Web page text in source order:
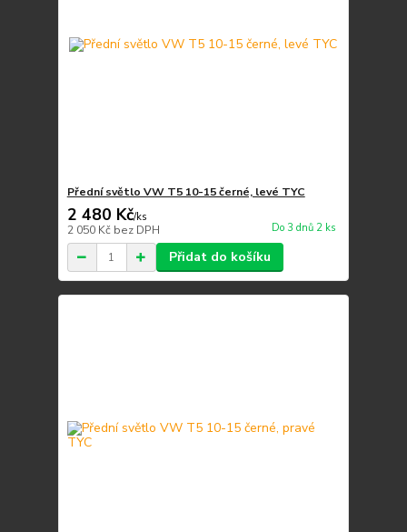
Přední světlo VW T5 10-15 černé, levé TYC
2 480 Kč/ks
2 050 Kč bez DPH Do 3 dnů 2 ks
Přidat do košíku